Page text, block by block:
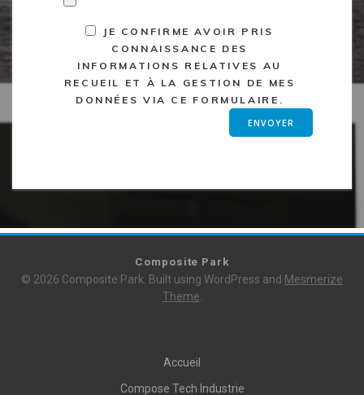
JE CONFIRME AVOIR PRIS
CONNAISSANCE DES
INFORMATIONS RELATIVES AU
RECUEIL ET À LA GESTION DE MES
DONNÉES VIA CE FORMULAIRE.
Composite Park
© 2026 Composite Park. Built using WordPress and Mesmerize
Theme
Accueil
Compose Tech Industrie